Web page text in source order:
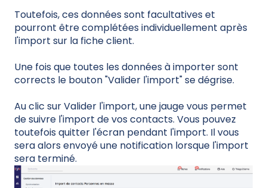
Toutefois, ces données sont facultatives et
pourront être complétées individuellement après
l'import sur la fiche client.
Une fois que toutes les données à importer sont
corrects le bouton "Valider l'import" se dégrise.
Au clic sur Valider l'import, une jauge vous permet
de suivre l'import de vos contacts. Vous pouvez
toutefois quitter l'écran pendant l'import. Il vous
sera alors envoyé une notification lorsque l'import
sera terminé.